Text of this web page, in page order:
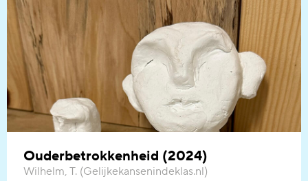
Ouderbetrokkenheid (2024)
Wilhelm, T. (Gelijkekansenindeklas.nl)